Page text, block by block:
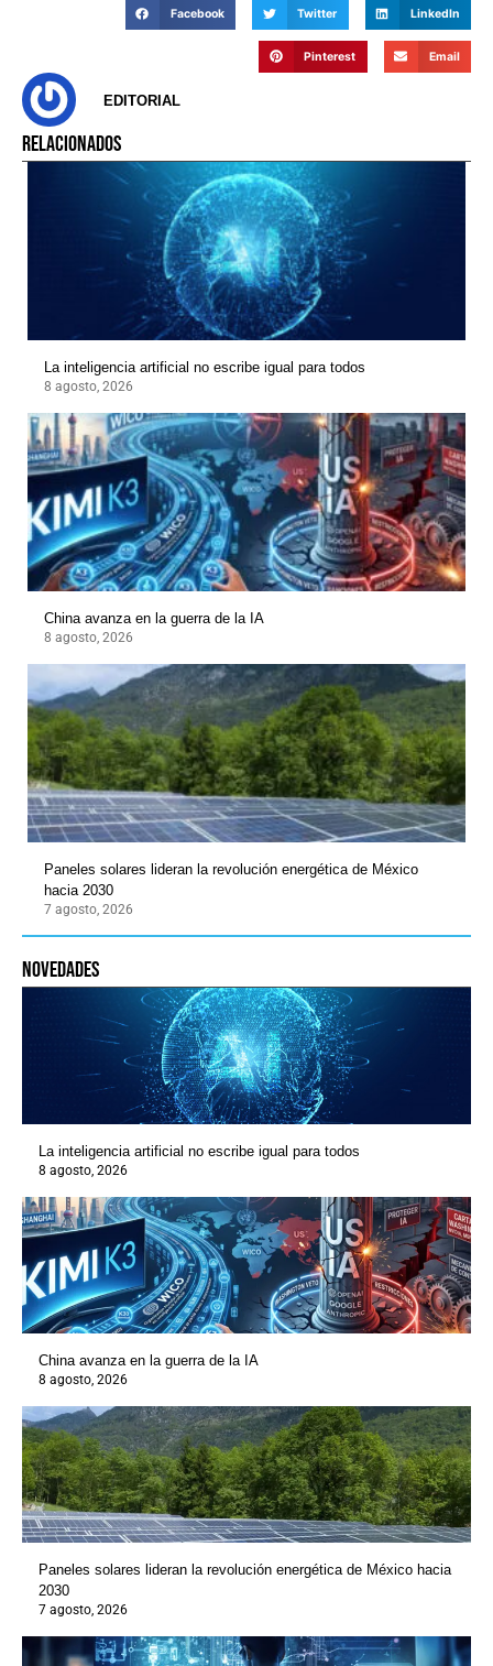
Facebook Twitter LinkedIn
Pinterest Email
EDITORIAL
RELACIONADOS
La inteligencia artificial no escribe igual para todos
8 agosto, 2026
China avanza en la guerra de la IA
8 agosto, 2026
Paneles solares lideran la revolución energética de México
hacia 2030
7 agosto, 2026
novedades
La inteligencia artificial no escribe igual para todos
8 agosto, 2026
China avanza en la guerra de la IA
8 agosto, 2026
Paneles solares lideran la revolución energética de México hacia
2030
7 agosto, 2026